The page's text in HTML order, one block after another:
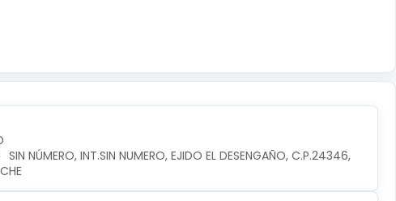
SIN NÚMERO, INT.SIN NUMERO, EJIDO EL DESENGAÑO, C.P.24346,